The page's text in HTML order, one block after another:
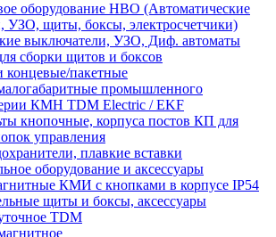
оборудование НВО (Автоматические
УЗО, щиты, боксы, электросчетчики)
выключатели, УЗО, Диф. автоматы
сборки щитов и боксов
концевые/пакетные
промышленного
КМН TDM Electric / EKF
кнопочные, корпуса постов КП для
управления
плавкие вставки
оборудование и аксессуары
КМИ с кнопками в корпусе IP54
щиты и боксы, аксессуары
TDM